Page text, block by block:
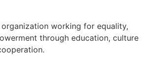
organization working for equality,
through education, culture